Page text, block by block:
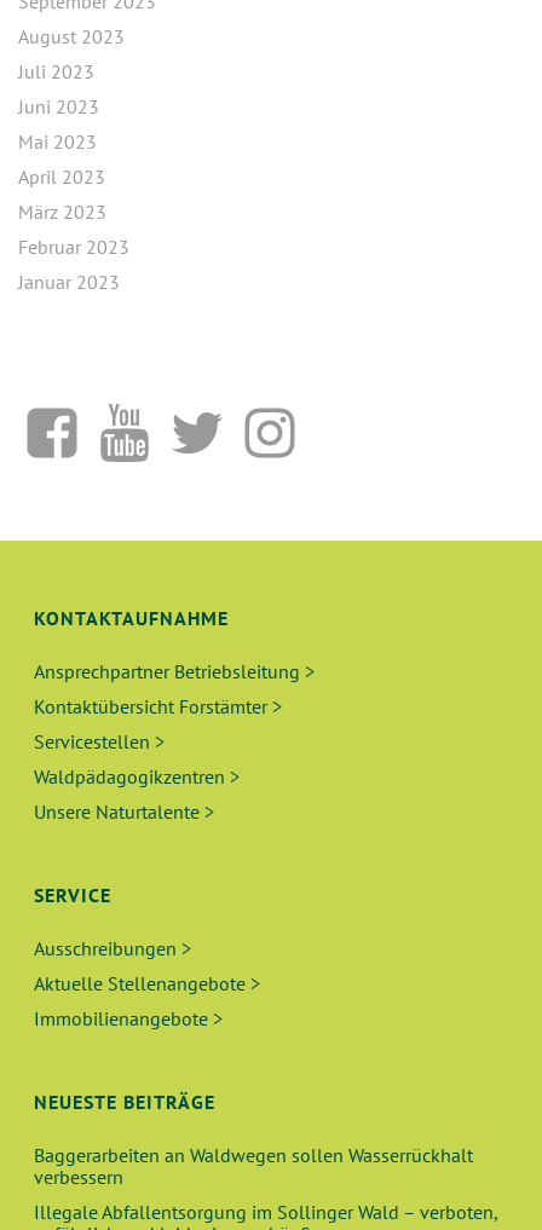
August 2023
Juli 2023
Juni 2023
Mai 2023
April 2023
März 2023
Februar 2023
Januar 2023
KONTAKTAUFNAHME
Ansprechpartner Betriebsleitung >
Kontaktübersicht Forstämter >
Servicestellen >
Waldpädagogikzentren >
Unsere Naturtalente >
SERVICE
Ausschreibungen >
Aktuelle Stellenangebote >
Immobilienangebote >
NEUESTE BEITRÄGE
Baggerarbeiten an Waldwegen sollen Wasserrückhalt
verbessern
Illegale Abfallentsorgung im Sollinger Wald – verboten,